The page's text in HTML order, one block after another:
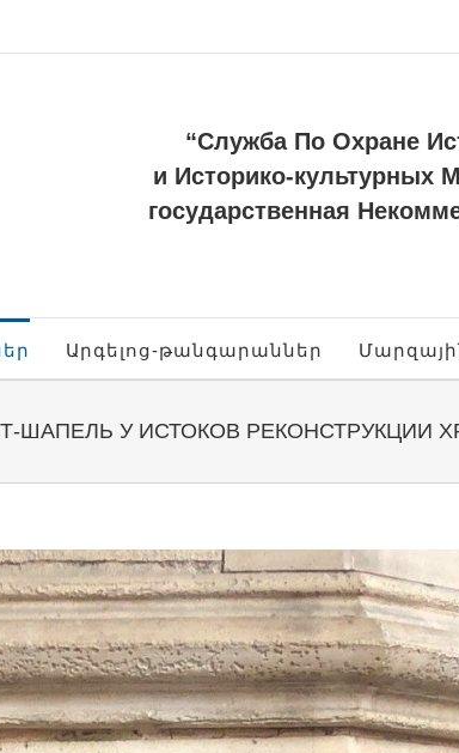
“Служба По Охране
и Историко-культурных
государственная
Արգելոց-թանգարաններ
ШАПЕЛЬ У ИСТОКОВ РЕКОНСТРУКЦИИ